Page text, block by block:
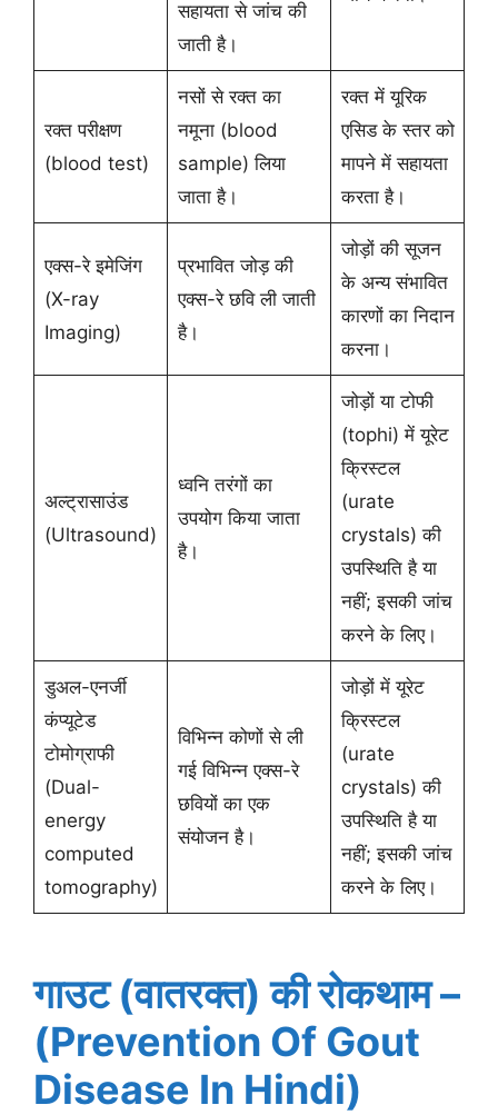
सहायता से जांच की
जाती है।
रक्त परीक्षण
(blood test)
नसों से रक्त का
नमूना (blood
sample) लिया
जाता है।
रक्त में यूरिक
एसिड के स्तर को
मापने में सहायता
करता है।
एक्स-रे इमेजिंग
(X-ray
Imaging)
प्रभावित जोड़ की
एक्स-रे छवि ली जाती
है।
जोड़ों की सूजन
के अन्य संभावित
कारणों का निदान
करना।
अल्ट्रासाउंड
(Ultrasound)
ध्वनि तरंगों का
उपयोग किया जाता
है।
जोड़ों या टोफी
(tophi) में यूरेट
क्रिस्टल
(urate
crystals) की
उपस्थिति है या
नहीं; इसकी जांच
करने के लिए।
डुअल-एनर्जी
कंप्यूटेड
टोमोग्राफी
(Dual-
energy
computed
tomography)
विभिन्न कोणों से ली
गई विभिन्न एक्स-रे
छवियों का एक
संयोजन है।
जोड़ों में यूरेट
क्रिस्टल
(urate
crystals) की
उपस्थिति है या
नहीं; इसकी जांच
करने के लिए।
गाउट (वातरक्त) की रोकथाम –
(Prevention Of Gout
Disease In Hindi)